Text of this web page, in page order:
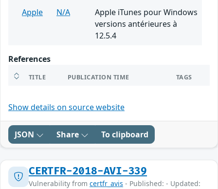
Apple N/A
Apple iTunes pour Windows
versions antérieures à
12.5.4
References
TITLE PUBLICATION TIME TAGS
Show details on source website
JSON Share To clipboard
CERTFR-2018-AVI-339
Vulnerability from certfr_avis - Published: - Updated: